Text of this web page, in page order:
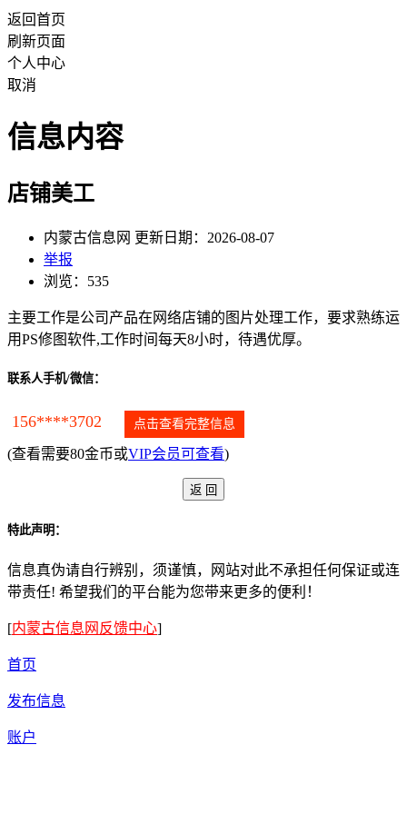
返回首页
刷新页面
个人中心
取消
信息内容
店铺美工
内蒙古信息网 更新日期：2026-08-07
举报
浏览：535
主要工作是公司产品在网络店铺的图片处理工作，要求熟练运
用PS修图软件,工作时间每天8小时，待遇优厚。
联系人手机/微信：
156****3702 点击查看完整信息
(查看需要80金币或VIP会员可查看)
特此声明：
信息真伪请自行辨别，须谨慎，网站对此不承担任何保证或连
带责任! 希望我们的平台能为您带来更多的便利！
[内蒙古信息网反馈中心]
首页
发布信息
账户